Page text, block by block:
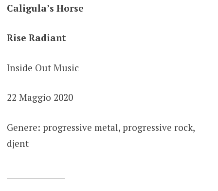
Caligula’s Horse
Rise Radiant
Inside Out Music
22 Maggio 2020
Genere: progressive metal, progressive rock,
djent